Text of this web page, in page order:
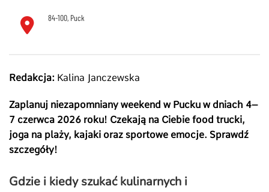
84-100, Puck
Redakcja: Kalina Janczewska
Zaplanuj niezapomniany weekend w Pucku w dniach 4–
7 czerwca 2026 roku! Czekają na Ciebie food trucki,
joga na plaży, kajaki oraz sportowe emocje. Sprawdź
szczegóły!
Gdzie i kiedy szukać kulinarnych i